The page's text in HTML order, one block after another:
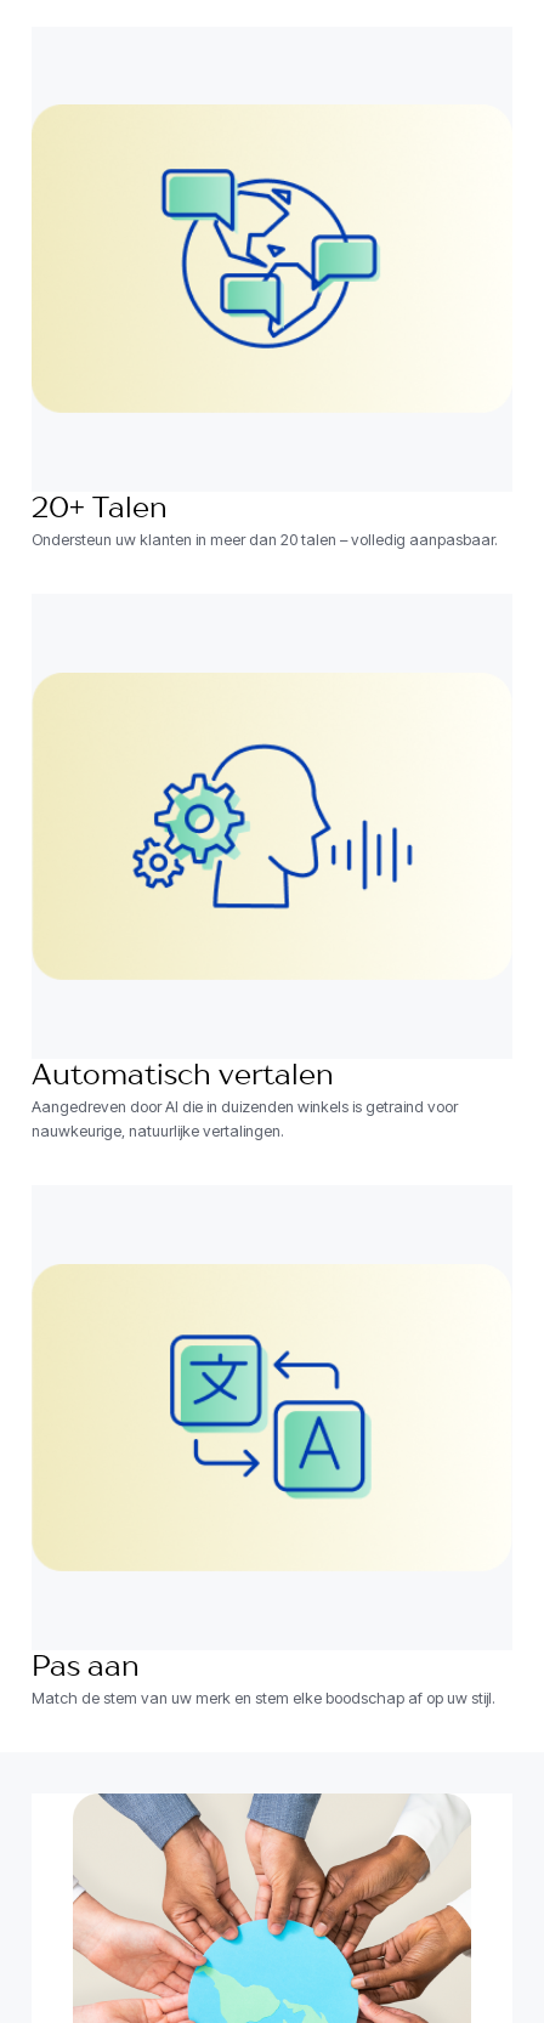
20+ Talen
Ondersteun uw klanten in meer dan 20 talen – volledig aanpasbaar.
Automatisch vertalen
Aangedreven door AI die in duizenden winkels is getraind voor
nauwkeurige, natuurlijke vertalingen.
Pas aan
Match de stem van uw merk en stem elke boodschap af op uw stijl.